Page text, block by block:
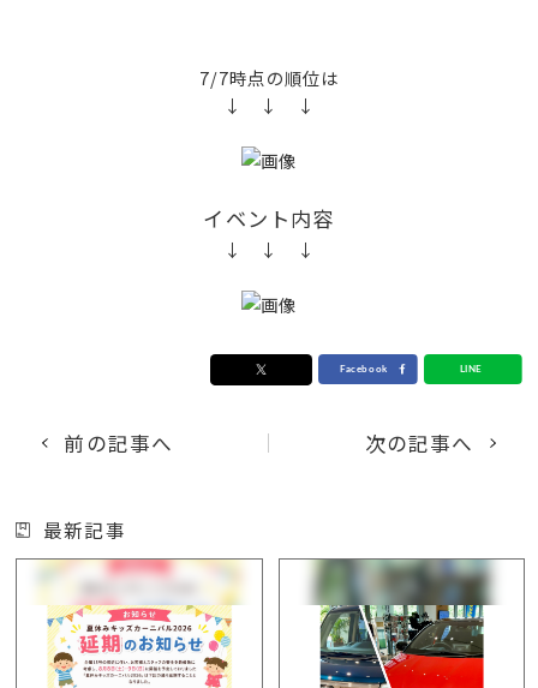
7/7時点の順位は
↓ ↓ ↓
イベント内容
↓ ↓ ↓
前の記事へ 次の記事へ
最新記事